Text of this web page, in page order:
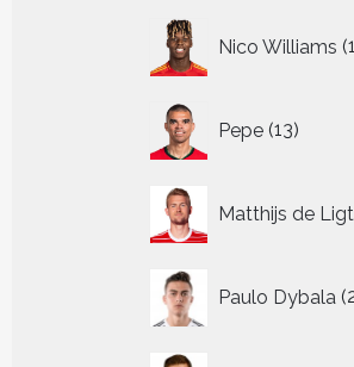
Nico Williams
Pepe 13
Matthijs de Ligt
Paulo Dybala